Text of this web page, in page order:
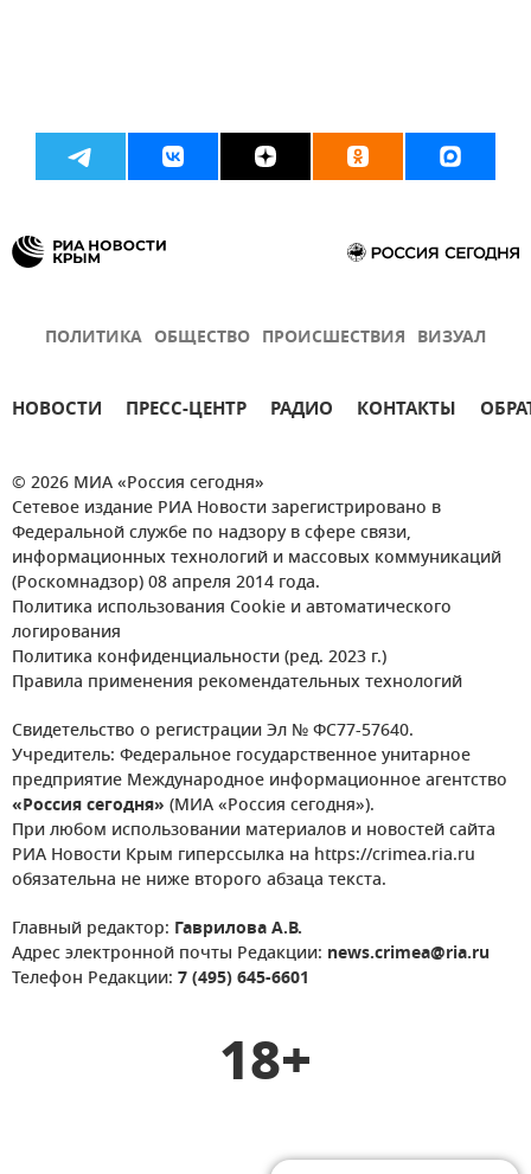
ПОЛИТИКА ОБЩЕСТВО ПРОИСШЕСТВИЯ ВИЗУАЛ
НОВОСТИ ПРЕСС-ЦЕНТР РАДИО КОНТАКТЫ
© 2026 МИА «Россия сегодня»
Сетевое издание РИА Новости зарегистрировано в
Федеральной службе по надзору в сфере связи,
информационных технологий и массовых коммуникаций
(Роскомнадзор) 08 апреля 2014 года.
Политика использования Cookie и автоматического
логирования
Политика конфиденциальности (ред. 2023 г.)
Правила применения рекомендательных технологий
Свидетельство о регистрации Эл № ФС77-57640.
Учредитель: Федеральное государственное унитарное
предприятие Международное информационное агентство
«Россия сегодня» (МИА «Россия сегодня»).
При любом использовании материалов и новостей сайта
РИА Новости Крым гиперссылка на https://crimea.ria.ru
обязательна не ниже второго абзаца текста.
Главный редактор: Гаврилова А.В.
Адрес электронной почты Редакции: news.crimea@ria.ru
Телефон Редакции: 7 (495) 645-6601
18+